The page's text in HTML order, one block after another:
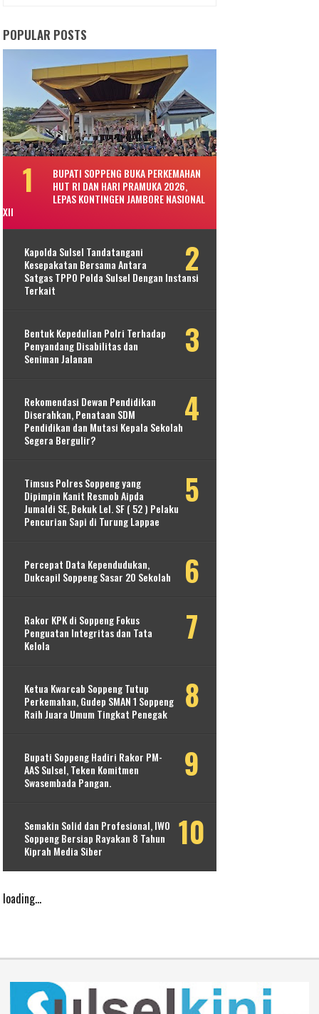
POPULAR POSTS
BUPATI SOPPENG BUKA PERKEMAHAN
HUT RI DAN HARI PRAMUKA 2026,
LEPAS KONTINGEN JAMBORE NASIONAL
XII
Kapolda Sulsel Tandatangani
Kesepakatan Bersama Antara
Satgas TPPO Polda Sulsel Dengan Instansi
Terkait
Bentuk Kepedulian Polri Terhadap
Penyandang Disabilitas dan
Seniman Jalanan
Rekomendasi Dewan Pendidikan
Diserahkan, Penataan SDM
Pendidikan dan Mutasi Kepala Sekolah
Segera Bergulir?
Timsus Polres Soppeng yang
Dipimpin Kanit Resmob Aipda
Jumaldi SE, Bekuk Lel. SF ( 52 ) Pelaku
Pencurian Sapi di Turung Lappae
Percepat Data Kependudukan,
Dukcapil Soppeng Sasar 20 Sekolah
Rakor KPK di Soppeng Fokus
Penguatan Integritas dan Tata
Kelola
Ketua Kwarcab Soppeng Tutup
Perkemahan, Gudep SMAN 1 Soppeng
Raih Juara Umum Tingkat Penegak
Bupati Soppeng Hadiri Rakor PM-
AAS Sulsel, Teken Komitmen
Swasembada Pangan.
Semakin Solid dan Profesional, IWO
Soppeng Bersiap Rayakan 8 Tahun
Kiprah Media Siber
loading...